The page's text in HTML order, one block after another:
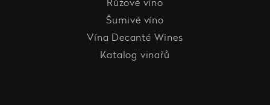
Šumivé víno
Vína Decanté Wines
Katalog vinařů